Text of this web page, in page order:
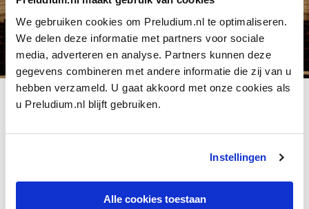
We gebruiken cookies om Preludium.nl te optimaliseren.
We delen deze informatie met partners voor sociale
media, adverteren en analyse. Partners kunnen deze
gegevens combineren met andere informatie die zij van u
hebben verzameld. U gaat akkoord met onze cookies als
u Preludium.nl blijft gebruiken.
Instellingen
Alle cookies toestaan
De Kleine Zaal
FOTO: T. LIEVENSE
De cijfers
439 bezoekers. Boven elk van de twaalf bogen bevindt zich
zijn niet ook te vinden in de Grote Zaal: Hiller, Grieg en Saint-
Saëns. Gordijnen dempen de nagalm van de muziek. Zonder
bezoekers, stoelen en gordijnen is die wel zeven seconden